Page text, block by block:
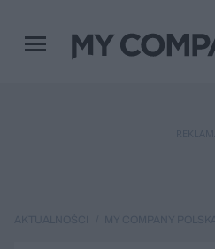
Menu główne